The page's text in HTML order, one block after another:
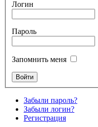
Логин
Пароль
Запомнить меня
Забыли пароль?
Забыли логин?
Регистрация